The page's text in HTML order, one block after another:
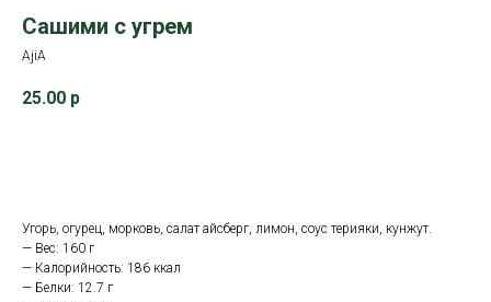
Сашими с угрем
AjiA
25.00 р
Угорь, огурец, морковь, салат айсберг, лимон, соус терияки, кунжут.
— Вес: 160 г
— Калорийность: 186 ккал
— Белки: 12.7 г